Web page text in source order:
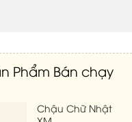
Phẩm Bán chạy
Chậu Chữ Nhật